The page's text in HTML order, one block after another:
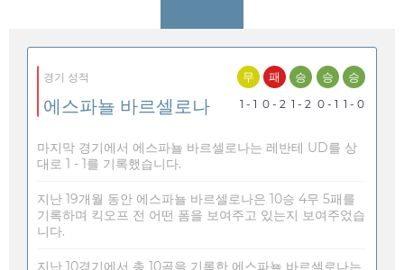
경기 성적
에스파뇰 바르셀로나
무
1 - 1
패
0 - 2
승
1 - 2
승
0 - 1
승
1 - 0
마지막 경기에서 에스파뇰 바르셀로나는 레반테 UD를 상
대로 1 - 1를 기록했습니다.
지난 19개월 동안 에스파뇰 바르셀로나은 10승 4무 5패를
기록하며 킥오프 전 어떤 폼을 보여주고 있는지 보여주었습
니다.
지난 10경기에서 총 10골을 기록한 에스파뇰 바르셀로나는